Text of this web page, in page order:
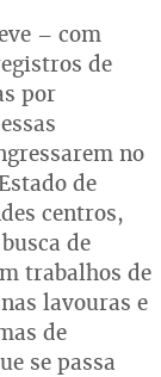
– com
de
por
no
de
centros,
de
trabalhos de
lavouras e
de
se passa